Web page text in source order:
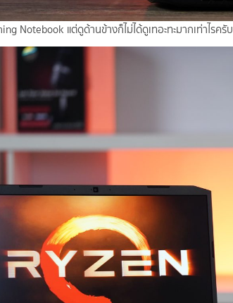
Notebook แต่ดูด้านข้างก็ไม่ได้ดูเทอะทะมากเท่าไรครับ